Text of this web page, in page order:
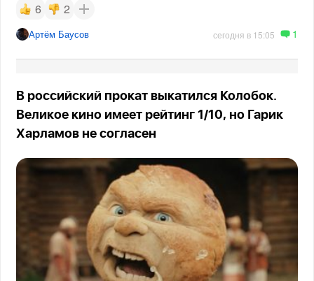
6 2
Артём Баусов сегодня в 15:05 1
В российский прокат выкатился Колобок.
Великое кино имеет рейтинг 1/10, но Гарик
Харламов не согласен